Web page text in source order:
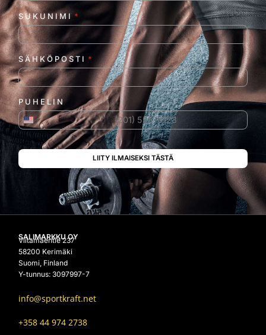
SUKUNIMI *
SÄHKÖPOSTI *
PUHELIN
Yhdysvallat +1
SALIMARKKU OY
Viitamäentie 237
58200 Kerimäki
Suomi, Finland
Y-tunnus: 3097997-7
info@sportkraft.net
+358 44 974 2738